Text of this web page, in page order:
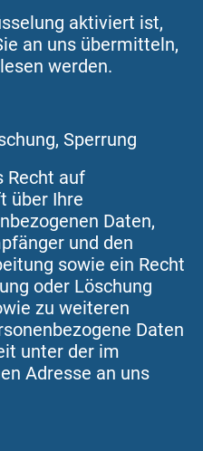
aktiviert ist,
an uns übermitteln,
werden.
Sperrung
Recht auf
über Ihre
Daten,
und den
sowie ein Recht
oder Löschung
zu weiteren
Daten
unter der im
Adresse an uns